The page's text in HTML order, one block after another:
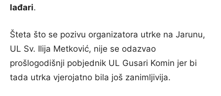
lađari.
Šteta što se pozivu organizatora utrke na Jarunu,
UL Sv. Ilija Metković, nije se odazvao
prošlogodišnji pobjednik UL Gusari Komin jer bi
tada utrka vjerojatno bila još zanimljivija.